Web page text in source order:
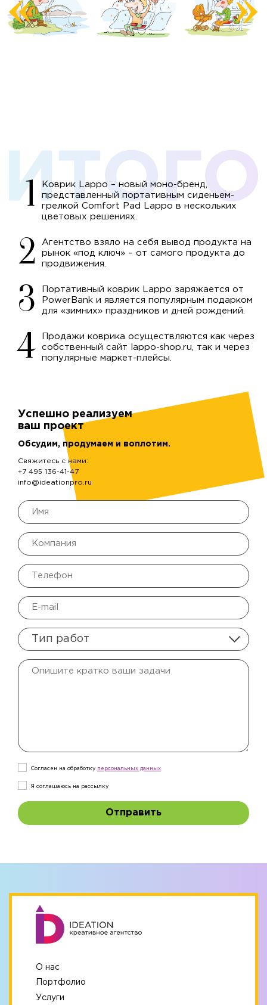
Коврик Lappo – новый моно-бренд,
представленный портативным сиденьем-
грелкой Comfort Pad Lappo в нескольких
цветовых решениях.
Агентство взяло на себя вывод продукта на
рынок «под ключ» – от самого продукта до
продвижения.
Портативный коврик Lappo заряжается от
PowerBank и является популярным подарком
для «зимних» праздников и дней рождений.
Продажи коврика осуществляются как через
собственный сайт lappo-shop.ru, так и через
популярные маркет-плейсы.
Успешно реализуем
ваш проект
Обсудим, продумаем и воплотим.
Свяжитесь с нами:
+7 495 136-41-47
info@ideationpro.ru
Тип работ
Отправить
Согласен на обработку персональныx данных
Я соглашаюсь на рассылку
О нас
Портфолио
Услуги